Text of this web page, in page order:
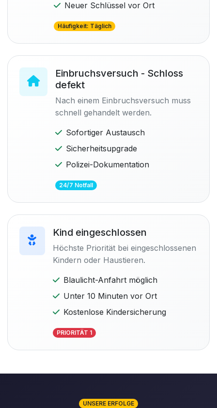
Neuer Schlüssel vor Ort
Häufigkeit: Täglich
Einbruchsversuch - Schloss
defekt
Nach einem Einbruchsversuch muss
schnell gehandelt werden.
Sofortiger Austausch
Sicherheitsupgrade
Polizei-Dokumentation
24/7 Notfall
Kind eingeschlossen
Höchste Priorität bei eingeschlossenen
Kindern oder Haustieren.
Blaulicht-Anfahrt möglich
Unter 10 Minuten vor Ort
Kostenlose Kindersicherung
PRIORITÄT 1
UNSERE ERFOLGE